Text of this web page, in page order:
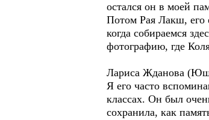
остался он в моей
Потом Рая Лакш, его
когда собираемся
фотографию, где
Лариса Жданова
Я его часто
классах. Он был
сохранила, как